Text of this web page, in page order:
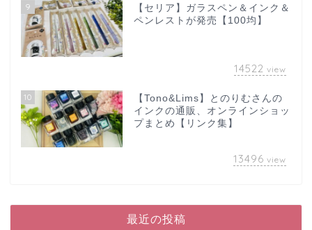
9
【セリア】ガラスペン＆インク＆
ペンレストが発売【100均】
14522 view
10
【Tono&Lims】とのりむさんの
インクの通販、オンラインショッ
プまとめ【リンク集】
13496 view
最近の投稿